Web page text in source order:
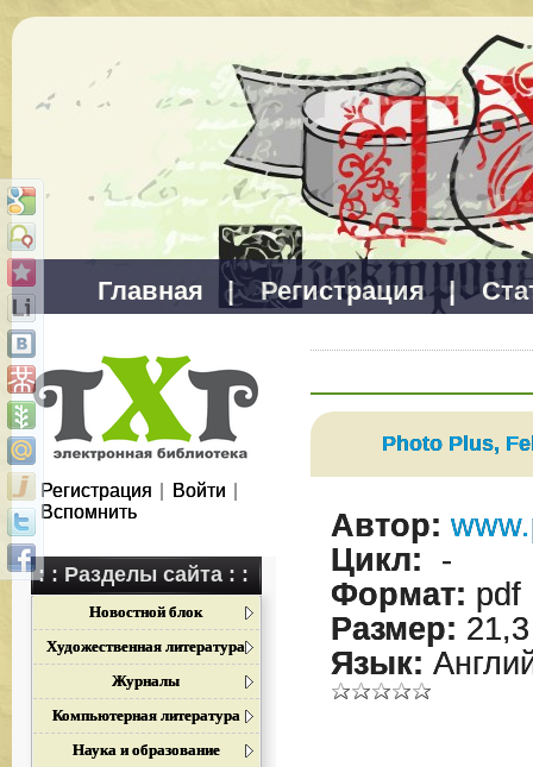
Главная | Регистрация |
Регистрация Войти
Вспомнить
: : Разделы сайта : :
Новостной блок
Художественная литература
Журналы
Компьютерная литература
Наука и образование
Photo Plus,
Автор:
Цикл: -
Формат: pdf
Размер:
Язык: